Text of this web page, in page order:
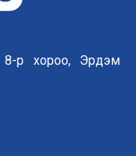
8-р хороо, Эрдэм